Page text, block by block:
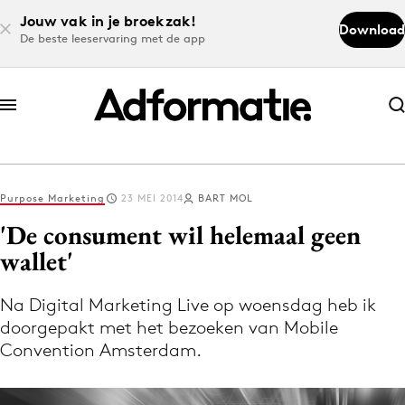
Jouw vak in je broekzak!
De beste leeservaring met de app
Download
Abonneer nu
Abonneer nu
Log in
Volg het laatste nieuws via de Adformatie
Nieuws app
Purpose Marketing 23 MEI 2014 BART MOL
'De consument wil helemaal geen
wallet'
Na Digital Marketing Live op woensdag heb ik
doorgepakt met het bezoeken van Mobile
Convention Amsterdam.